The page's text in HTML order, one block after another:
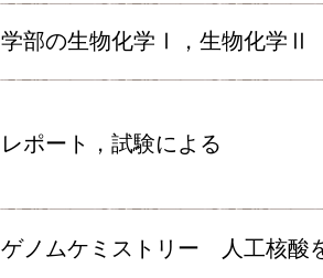
学部の生物化学Ⅰ，生物化学Ⅱ
レポート，試験による
ゲノムケミストリー 人工核酸